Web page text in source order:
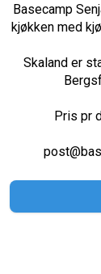
Basecamp
kjøkken med
Skaland er
Pris pr